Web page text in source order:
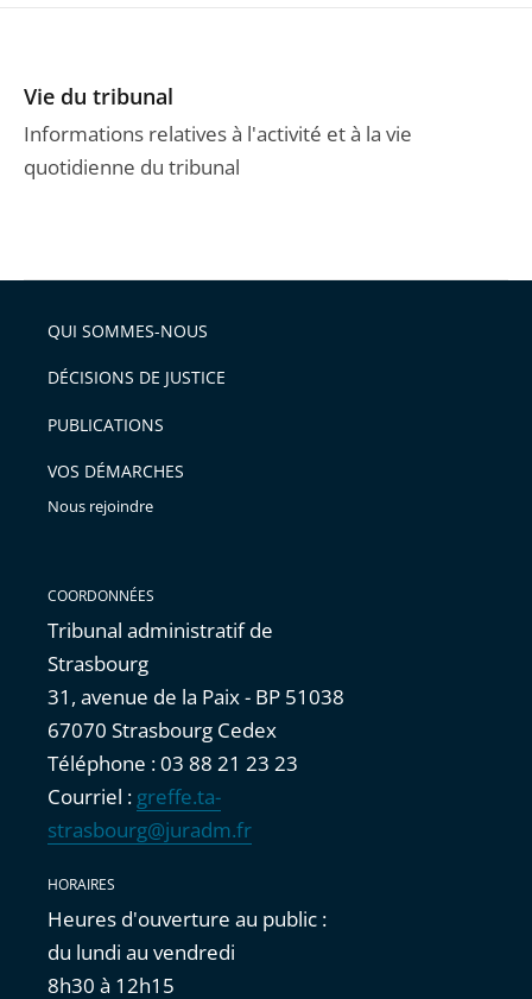
Vie du tribunal
Informations relatives à l'activité et à la vie
quotidienne du tribunal
QUI SOMMES-NOUS
DÉCISIONS DE JUSTICE
PUBLICATIONS
VOS DÉMARCHES
Nous rejoindre
COORDONNÉES
Tribunal administratif de
Strasbourg
31, avenue de la Paix - BP 51038
67070 Strasbourg Cedex
Téléphone : 03 88 21 23 23
Courriel : greffe.ta-
strasbourg@juradm.fr
HORAIRES
Heures d'ouverture au public :
du lundi au vendredi
8h30 à 12h15